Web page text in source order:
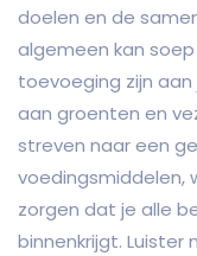
doelen en de
algemeen kan
toevoeging zijn
aan groenten en
streven naar een
voedingsmiddelen,
zorgen dat je alle
binnenkrijgt.